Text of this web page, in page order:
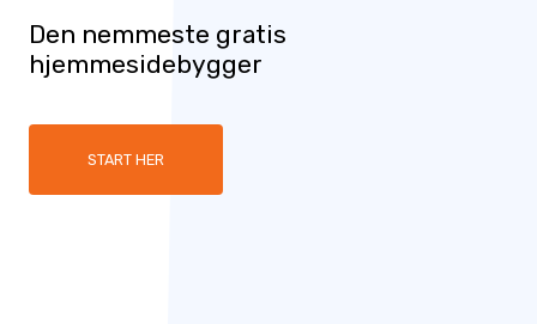
Den nemmeste gratis
hjemmesidebygger
START HER